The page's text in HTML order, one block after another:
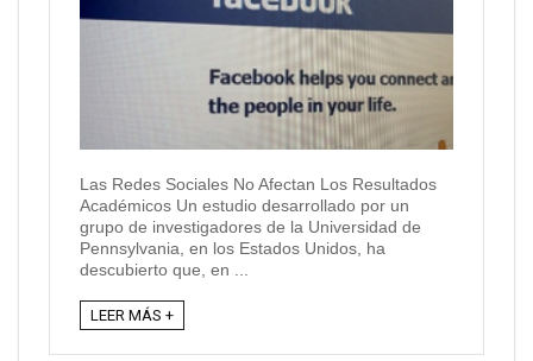
Las Redes Sociales No Afectan Los Resultados
Académicos Un estudio desarrollado por un
grupo de investigadores de la Universidad de
Pennsylvania, en los Estados Unidos, ha
descubierto que, en ...
LEER MÁS +